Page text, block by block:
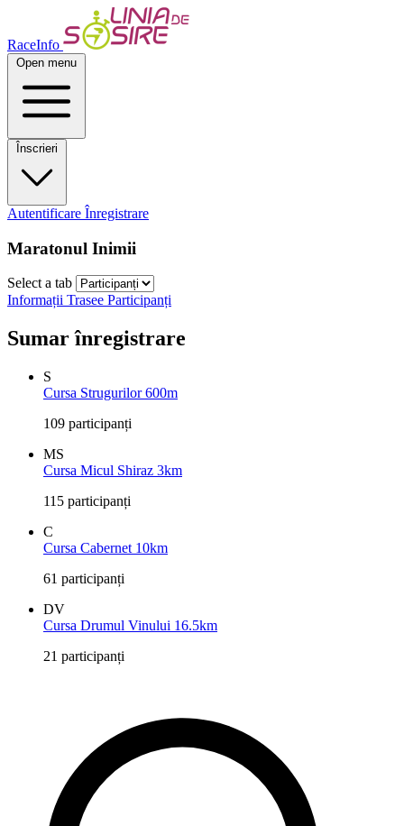
RaceInfo
Open menu
Înscrieri
Autentificare Înregistrare
Maratonul Inimii
Select a tab
Informații Trasee Participanți
Sumar înregistrare
S
Cursa Strugurilor 600m
109 participanți
MS
Cursa Micul Shiraz 3km
115 participanți
C
Cursa Cabernet 10km
61 participanți
DV
Cursa Drumul Vinului 16.5km
21 participanți